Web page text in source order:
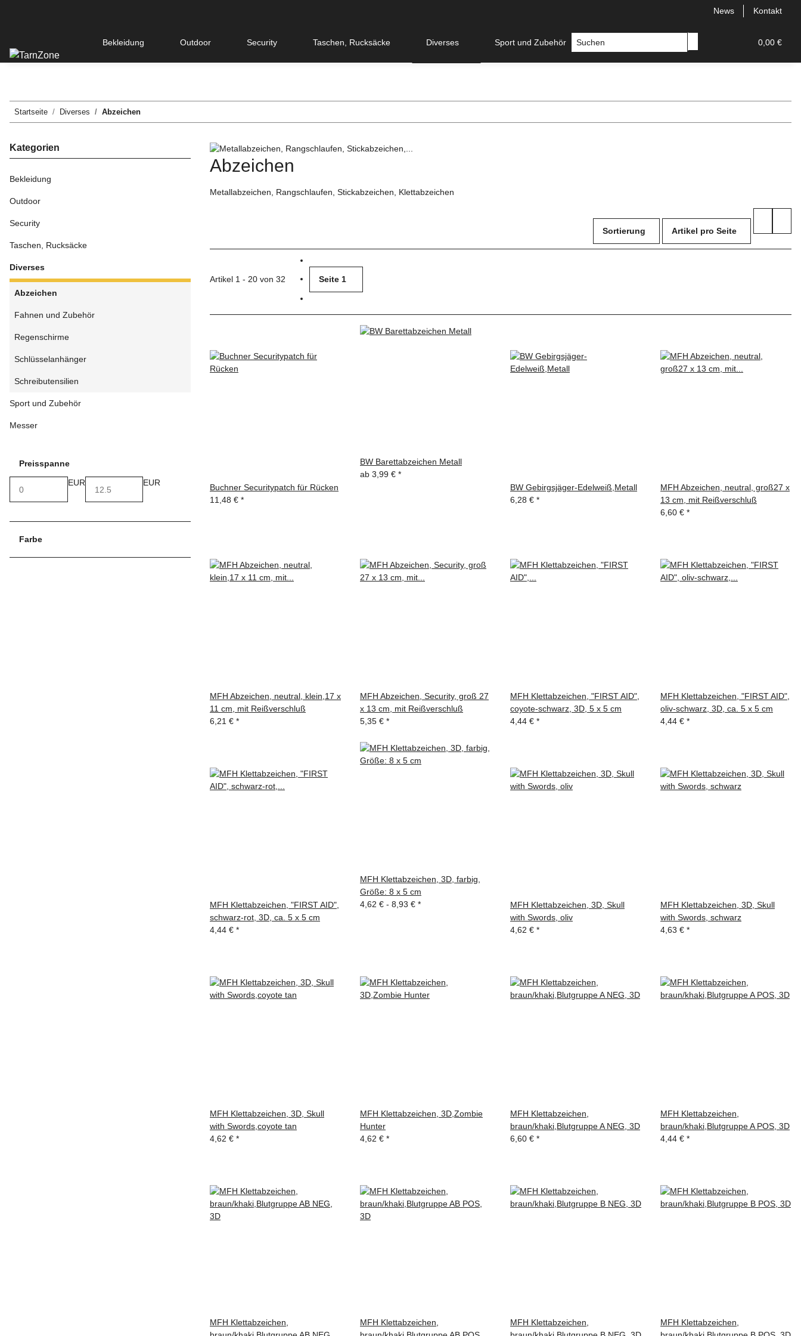
News Kontakt
0,00 €
Bekleidung Outdoor Security Taschen, Rucksäcke Diverses Sport und Zubehör Messer
Startseite Diverses Abzeichen
Abzeichen
Metallabzeichen, Rangschlaufen, Stickabzeichen, Klettabzeichen
Sortierung Artikel pro Seite
Artikel 1 - 20 von 32 Seite 1
Buchner Securitypatch für Rücken
11,48 € *
BW Barettabzeichen Metall
ab 3,99 € *
BW Gebirgsjäger-Edelweiß,Metall
6,28 € *
MFH Abzeichen, neutral, groß27 x
13 cm, mit Reißverschluß
6,60 € *
MFH Abzeichen, neutral, klein,17 x
11 cm, mit Reißverschluß
6,21 € *
MFH Abzeichen, Security, groß 27
x 13 cm, mit Reißverschluß
5,35 € *
MFH Klettabzeichen, "FIRST AID",
coyote-schwarz, 3D, 5 x 5 cm
4,44 € *
MFH Klettabzeichen, "FIRST AID",
oliv-schwarz, 3D, ca. 5 x 5 cm
4,44 € *
MFH Klettabzeichen, "FIRST AID",
schwarz-rot, 3D, ca. 5 x 5 cm
4,44 € *
MFH Klettabzeichen, 3D, farbig,
Größe: 8 x 5 cm
4,62 € - 8,93 € *
MFH Klettabzeichen, 3D, Skull
with Swords, oliv
4,62 € *
MFH Klettabzeichen, 3D, Skull
with Swords, schwarz
4,63 € *
MFH Klettabzeichen, 3D, Skull
with Swords,coyote tan
4,62 € *
MFH Klettabzeichen, 3D,Zombie
Hunter
4,62 € *
MFH Klettabzeichen,
braun/khaki,Blutgruppe A NEG, 3D
6,60 € *
MFH Klettabzeichen,
braun/khaki,Blutgruppe A POS, 3D
4,44 € *
MFH Klettabzeichen,
MFH Klettabzeichen,
MFH Klettabzeichen,
MFH Klettabzeichen,
Kategorien
Bekleidung
Outdoor
Security
Taschen, Rucksäcke
Diverses
Abzeichen
Fahnen und Zubehör
Regenschirme
Schlüsselanhänger
Schreibutensilien
Sport und Zubehör
Messer
Preisspanne
EUR
EUR
Farbe